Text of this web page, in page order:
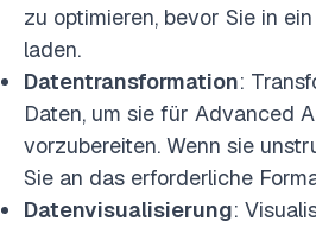
zu optimieren, bevor Sie in
laden.
Datentransformation:
Daten, um sie für Advanced
vorzubereiten. Wenn sie
Sie an das erforderliche
Datenvisualisierung: